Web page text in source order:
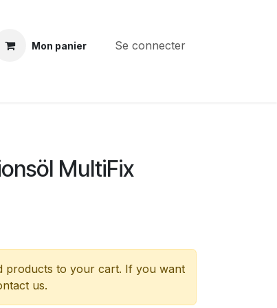
Mon panier Se connecter
MultiFix
products to your cart. If you want
us.